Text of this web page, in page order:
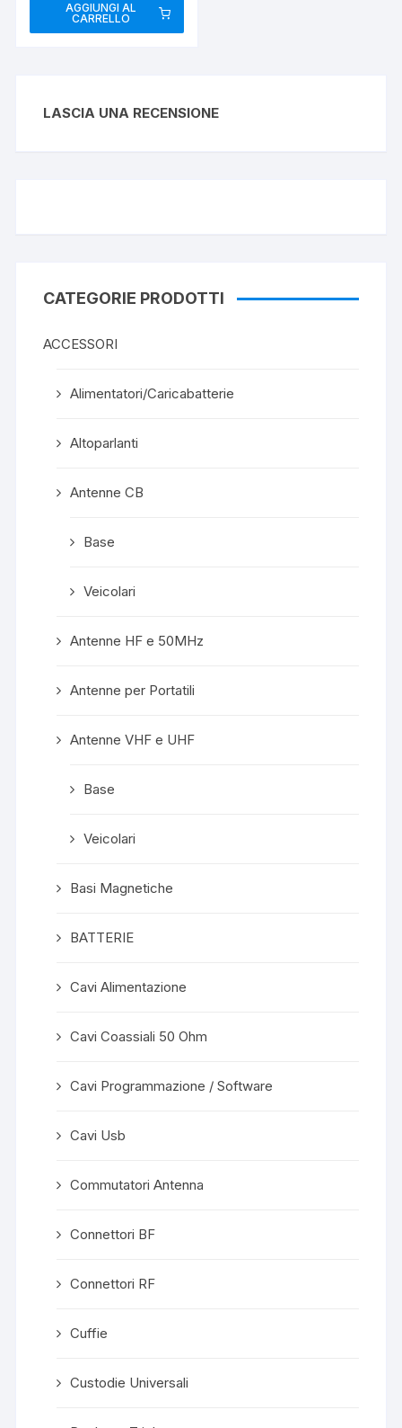
AGGIUNGI AL
CARRELLO
LASCIA UNA RECENSIONE
CATEGORIE PRODOTTI
ACCESSORI
Alimentatori/Caricabatterie
Altoparlanti
Antenne CB
Base
Veicolari
Antenne HF e 50MHz
Antenne per Portatili
Antenne VHF e UHF
Base
Veicolari
Basi Magnetiche
BATTERIE
Cavi Alimentazione
Cavi Coassiali 50 Ohm
Cavi Programmazione / Software
Cavi Usb
Commutatori Antenna
Connettori BF
Connettori RF
Cuffie
Custodie Universali